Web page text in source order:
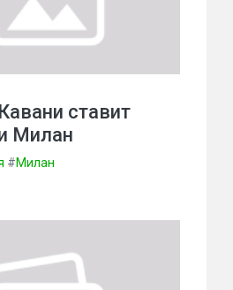
ставит
Милан
#Милан